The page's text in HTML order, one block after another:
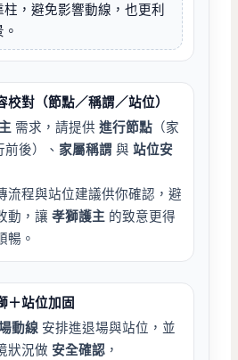
，避免影響動線，也更利
校對（節點／稱謂／站位）
需求，請提供進行節點 （家
後）、 家屬稱謂 與站位安
流程與站位建議供你確認，避
動，讓孝獅護主 的致意更得
暢。
＋站位加固
動線 安排進退場與站位，並
狀況做 安全確認 ，